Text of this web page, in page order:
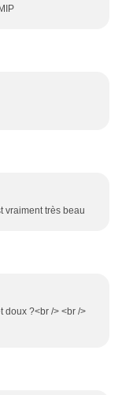
vraiment très beau
doux ?<br /> <br />